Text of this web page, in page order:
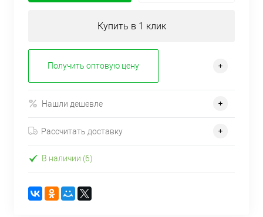
Купить в 1 клик
Получить оптовую цену
Нашли дешевле
Рассчитать доставку
В наличии (6)